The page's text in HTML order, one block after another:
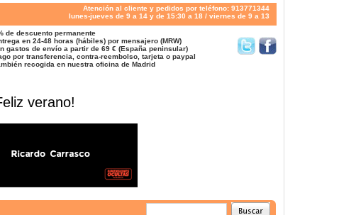
Atención al cliente y pedidos por teléfono: 913771344
lunes-jueves de 9 a 14 y de 15:30 a 18 / viernes de 9 a 13
de descuento permanente
en 24-48 horas (hábiles) por mensajero (MRW)
gastos de envío a partir de 69 € (España peninsular)
por transferencia, contra-reembolso, tarjeta o paypal
recogida en nuestra oficina de Madrid
verano!